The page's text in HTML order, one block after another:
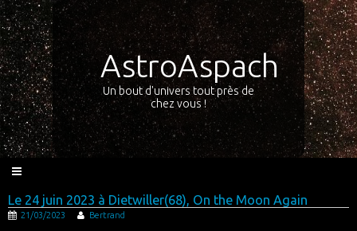
AstroAspach
Un bout d'univers tout près de
chez vous !
Le 24 juin 2023 à Dietwiller(68), On the Moon Again
21/03/2023 Bertrand